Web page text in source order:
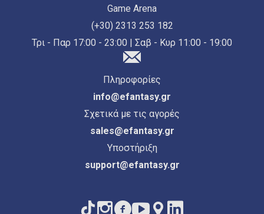
Game Arena
(+30) 2313 253 182
Τρι - Παρ 17:00 - 23:00 | Σαβ - Κυρ 11:00 - 19:00
Πληροφορίες
info@efantasy.gr
Σχετικά με τις αγορές
sales@efantasy.gr
Υποστήριξη
support@efantasy.gr